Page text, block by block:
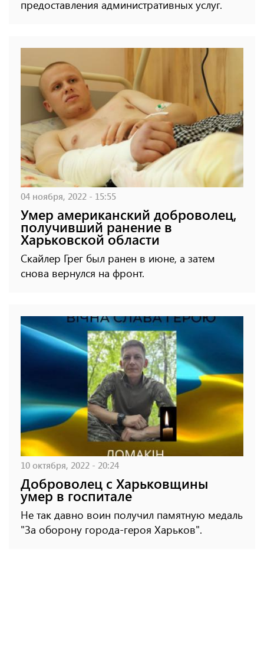
предоставления административных услуг.
04 ноября, 2022 - 15:55
Умер американский доброволец,
получивший ранение в
Харьковской области
Скайлер Грег был ранен в июне, а затем
снова вернулся на фронт.
10 октября, 2022 - 20:24
Доброволец с Харьковщины
умер в госпитале
Не так давно воин получил памятную медаль
"За оборону города-героя Харьков".